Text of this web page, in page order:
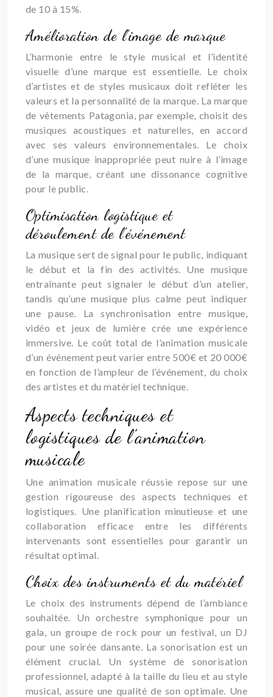
de 10 à 15%.
Amélioration de l’image de marque
L’harmonie entre le style musical et l’identité
visuelle d’une marque est essentielle. Le choix
d’artistes et de styles musicaux doit refléter les
valeurs et la personnalité de la marque. La marque
de vêtements Patagonia, par exemple, choisit des
musiques acoustiques et naturelles, en accord
avec ses valeurs environnementales. Le choix
d’une musique inappropriée peut nuire à l’image
de la marque, créant une dissonance cognitive
pour le public.
Optimisation logistique et
déroulement de l’événement
La musique sert de signal pour le public, indiquant
le début et la fin des activités. Une musique
entraînante peut signaler le début d’un atelier,
tandis qu’une musique plus calme peut indiquer
une pause. La synchronisation entre musique,
vidéo et jeux de lumière crée une expérience
immersive. Le coût total de l’animation musicale
d’un événement peut varier entre 500€ et 20 000€
en fonction de l’ampleur de l’événement, du choix
des artistes et du matériel technique.
Aspects techniques et
logistiques de l’animation
musicale
Une animation musicale réussie repose sur une
gestion rigoureuse des aspects techniques et
logistiques. Une planification minutieuse et une
collaboration efficace entre les différents
intervenants sont essentielles pour garantir un
résultat optimal.
Choix des instruments et du matériel
Le choix des instruments dépend de l’ambiance
souhaitée. Un orchestre symphonique pour un
gala, un groupe de rock pour un festival, un DJ
pour une soirée dansante. La sonorisation est un
élément crucial. Un système de sonorisation
professionnel, adapté à la taille du lieu et au style
musical, assure une qualité de son optimale. Une